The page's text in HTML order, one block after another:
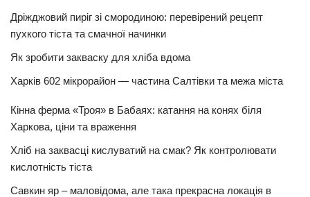
Дріжджовий пиріг зі смородиною: перевірений рецепт
пухкого тіста та смачної начинки
Як зробити закваску для хліба вдома
Харків 602 мікрорайон — частина Салтівки та межа міста
Кінна ферма «Троя» в Бабаях: катання на конях біля
Харкова, ціни та враження
Хліб на заквасці кислуватий на смак? Як контролювати
кислотність тіста
Савкин яр – маловідома, але така прекрасна локація в